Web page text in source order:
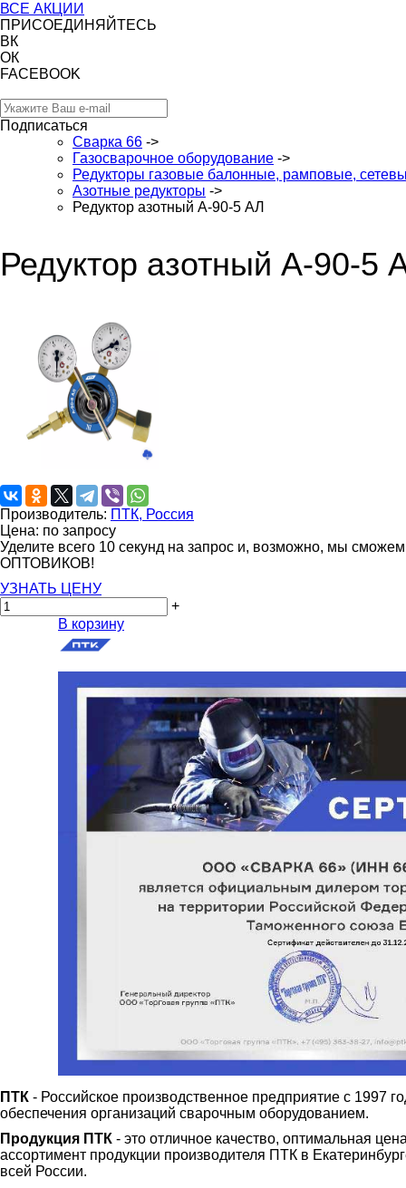
ВСЕ АКЦИИ
ПРИСОЕДИНЯЙТЕСЬ
ВК
ОК
FACEBOOK
Подписаться
Сварка 66 ->
Газосварочное оборудование ->
Редукторы газовые балонные, рамповые,
Азотные редукторы ->
Редуктор азотный А-90-5 АЛ
Редуктор азотный А-90-5
Производитель: ПТК, Россия
Цена: по запросу
Уделите всего 10 секунд на запрос и, возможно, мы
ОПТОВИКОВ!
УЗНАТЬ ЦЕНУ
+
В корзину
ПТК - Российское производственное предприятие с 1997
обеспечения организаций сварочным оборудованием.
Продукция ПТК - это отличное качество, оптимальная
ассортимент продукции производителя ПТК в
всей России.